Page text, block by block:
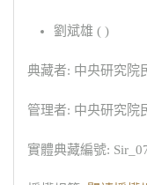
劉斌雄 ( )
典藏者: 中央研究院
管理者: 中央研究院
實體典藏編號: